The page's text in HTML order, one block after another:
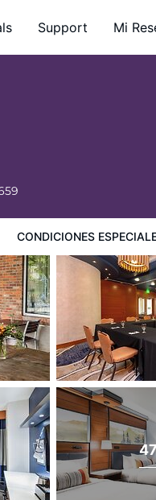
Support Mi
CONDICIONES